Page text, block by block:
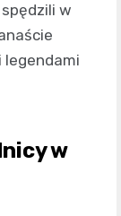
w
legendami
w